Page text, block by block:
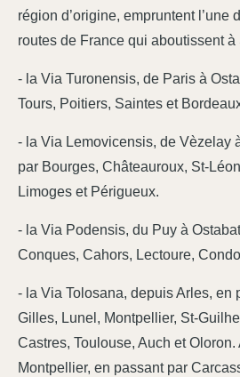
région d’origine, empruntent l’une
routes de France qui aboutissent à
- la Via Turonensis, de Paris à
Tours, Poitiers, Saintes et
- la Via Lemovicensis, de Vèzelay
par Bourges, Châteauroux, St-
Limoges et Périgueux.
- la Via Podensis, du Puy à
Conques, Cahors, Lectoure,
- la Via Tolosana, depuis Arles, en
Gilles, Lunel, Montpellier, St-
Castres, Toulouse, Auch et
Montpellier, en passant par